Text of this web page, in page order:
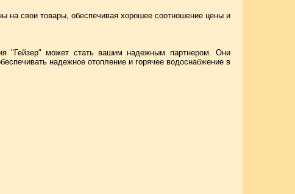
на свои товары, обеспечивая хорошее соотношение цены и
"Гейзер" может стать вашим надежным партнером. Они
надежное отопление и горячее водоснабжение в